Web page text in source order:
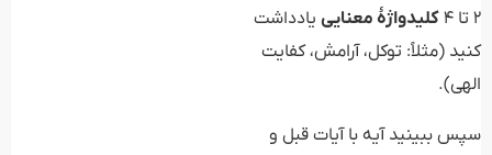
۲ تا ۴ کلیدواژهٔ معنایی یادداشت
کنید (مثلاً: توکل، آرامش، کفایت
الهی).
سپس ببینید آیه با آیات قبل و